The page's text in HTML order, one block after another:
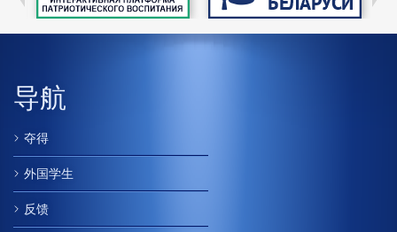
导航
夺得
外国学生
反馈